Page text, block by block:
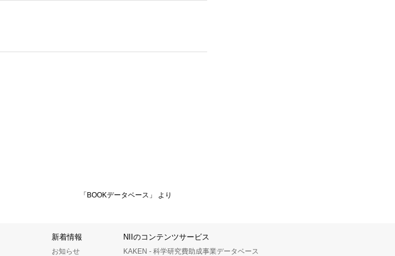
「BOOKデータベース」 より
新着情報
お知らせ
NIIのコンテンツサービス
KAKEN - 科学研究費助成事業データベース